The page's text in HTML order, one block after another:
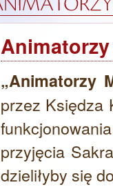
„Animatorzy
przez Księdza
przyjęcia
dzieliłyby się